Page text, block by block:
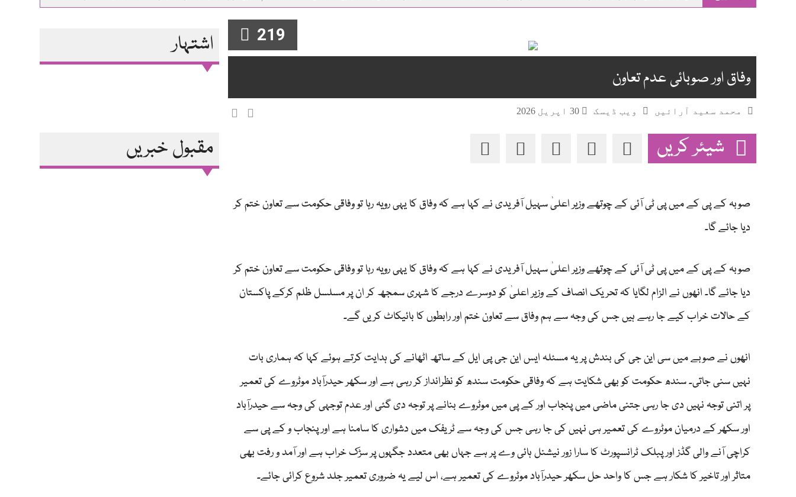
اشتہار
مقبول خبریں
219
وفاق اور صوبائی عدم تعاون
محمد سعید آرائیں ویب ڈیسک
شیئر کریں
صوبہ کے پی کے میں پی ٹی آئی کے چوتھے وزیر اعلیٰ سہیل آفریدی نے کہا ہے کہ وفاق کا یہی رویہ رہا تو وفاقی حکومت سے تعاون ختم کر
دیا جائے گا۔
صوبہ کے پی کے میں پی ٹی آئی کے چوتھے وزیر اعلیٰ سہیل آفریدی نے کہا ہے کہ وفاق کا یہی رویہ رہا تو وفاقی حکومت سے تعاون ختم کر
دیا جائے گا۔ انھوں نے الزام لگایا کہ تحریک انصاف کے وزیر اعلیٰ کو دوسرے درجے کا شہری سمجھ کر ان پر مسلسل ظلم کرکے پاکستان
کے حالات خراب کیے جا رہے ہیں جس کی وجہ سے ہم وفاق سے تعاون ختم اور رابطوں کا بائیکاٹ کریں گے۔
انھوں نے صوبے میں سی این جی کی بندش پر یہ مسئلہ ایس این جی پی ایل کے ساتھ اٹھانے کی ہدایت کرتے ہوئے کہا کہ ہماری بات
نہیں سنی جاتی۔ سندھ حکومت کو بھی شکایت ہے کہ وفاقی حکومت سندھ کو نظرانداز کر رہی ہے اور سکھر حیدرآباد موٹروے کی تعمیر
پر اتنی توجہ نہیں دی جا رہی جتنی ماضی میں پنجاب اور کے پی میں موٹروے بنانے پر توجہ دی گئی اور عدم توجہی کی وجہ سے حیدرآباد
اور سکھر کے درمیان موٹروے کی تعمیر ہی نہیں کی جا رہی جس کی وجہ سے ٹریفک میں دشواری کا سامنا ہے اور پنجاب و کے پی سے
کراچی آنے والی گڈز اور پبلک ٹرانسپورٹ کا سارا زور نیشنل ہائی وے پر ہے جہاں بھی متعدد جگہوں پر سڑک خراب ہے اور آمد و رفت بھی
متاثر اور تاخیر کا شکار ہے جس کا واحد حل سکھر حیدرآباد موٹروے کی تعمیر ہے، اس لیے یہ ضروری تعمیر جلد شروع کرائی جائے۔